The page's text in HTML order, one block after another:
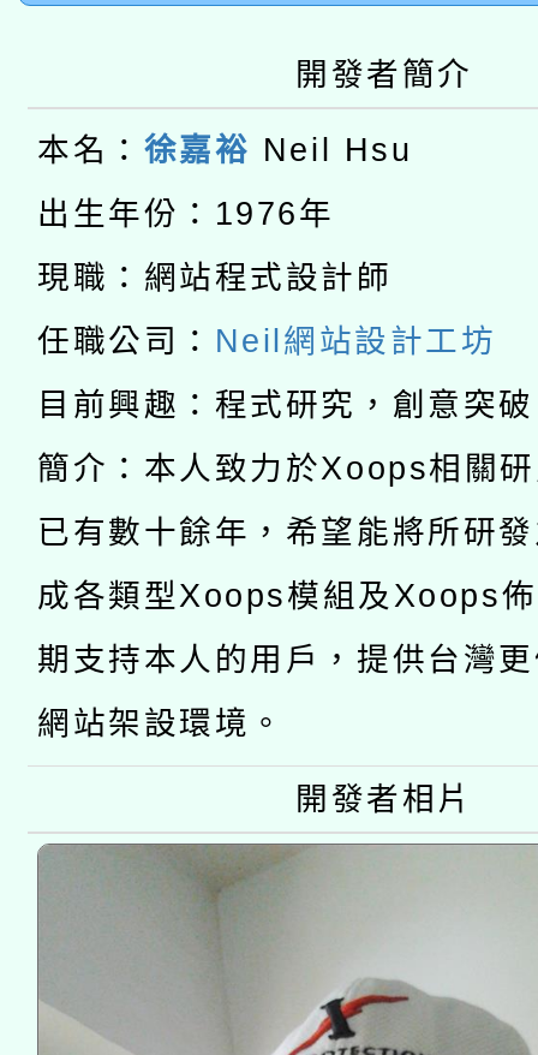
動」
開 智慧啟航」
本校115學年度第2次
招甄選結果公告(無人
招)
適應運動共學行動站研
本館辦理115年度閱讀
暨閱讀推動專業研習
科技賦能─人工智慧
礎課程
A3數位素養講師名單
「數位內容與教學軟體
pilot」
有關大陸委員會函釋公
薪期間赴陸應申請許可
轉知經濟部水利署委託
業技術研究院辦理「
用水績優單位及節水達
動」
115年8月22日(星期六
桃園市孔廟祈福系列
開 智慧啟航」
開發者簡介
本名： 徐嘉裕 Neil Hsu
出生年份：1976年
現職：網站程式設計師
任職公司： Neil網站設計工坊
目前興趣：程式研究，創意突
簡介：本人致力於Xoops相關
已有數十餘年，希望能將所研
成各類型Xoops模組及Xoops
期支持本人的用戶，提供台灣
網站架設環境。
開發者相片